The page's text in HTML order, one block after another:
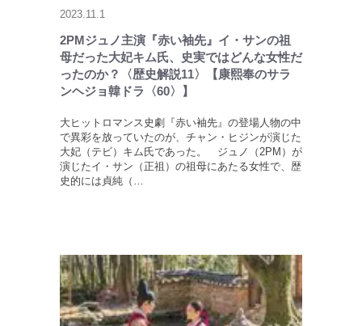
2023.11.1
2PMジュノ主演『赤い袖先』イ・サンの祖
母だった大妃キム氏、史実ではどんな女性だ
ったのか？〈歴史解説11〉【康熙奉のサラ
ンヘジョ韓ドラ〈60〉】
大ヒットロマンス史劇『赤い袖先』の登場人物の中
で異彩を放っていたのが、チャン・ヒジンが演じた
大妃（テビ）キム氏であった。 ジュノ（2PM）が
演じたイ・サン（正祖）の祖母にあたる女性で、歴
史的には貞純（…